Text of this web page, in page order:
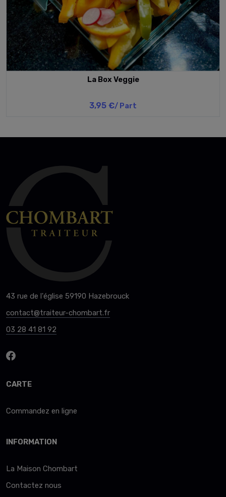
La Box Veggie
3,95 €/ Part
43 rue de l'église 59190 Hazebrouck
contact@traiteur-chombart.fr
03 28 41 81 92
CARTE
Commandez en ligne
INFORMATION
La Maison Chombart
Contactez nous